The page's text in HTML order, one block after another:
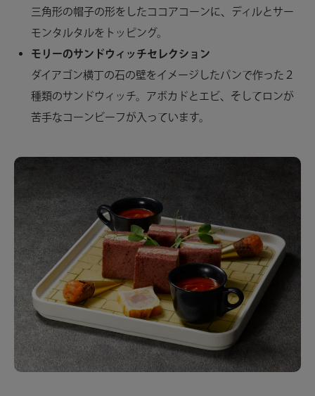
三角形の帽子の形をしたココアコーンに、ディルとサー
モンタルタルをトッピング。
モリーのサンドウィッチセレクション
ダイアゴン横丁の石の壁をイメージしたパンで作った２
種類のサンドウィッチ。アボカドとエビ、そしてロンが
苦手なコーンビーフが入っています。